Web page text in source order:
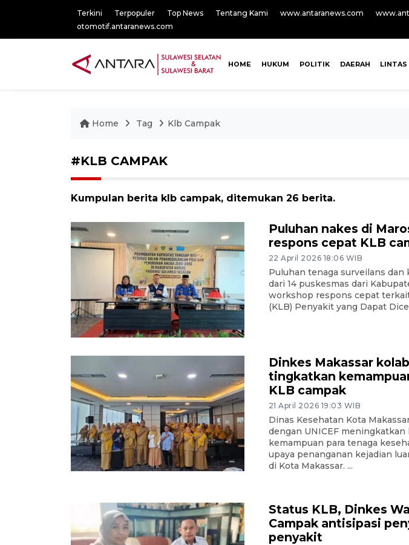
Terkini Terpopuler Top News Tentang Kami www.antaranews.com
otomotif.antaranews.com
HOME HUKUM POLITIK DAERAH LINTAS
Home Tag Klb Campak
#KLB CAMPAK
Kumpulan berita klb campak, ditemukan 26 berita.
Puluhan nakes di
respons cepat KLB
22 April 2026 18:06 WIB
Puluhan tenaga surveilans
dari 14 puskesmas dari
workshop respons cepat
(KLB) Penyakit yang Dapat
Dinkes Makassar
tingkatkan
KLB campak
21 April 2026 19:03 WIB
Dinas Kesehatan Kota
dengan UNICEF meningkatkan
kemampuan para tenaga
upaya penanganan kejadian
di Kota Makassar. ...
Status KLB, Dinkes
Campak antisipasi
penyakit